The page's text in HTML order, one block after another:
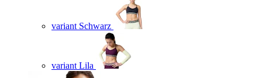
variant Schwarz
variant Lila